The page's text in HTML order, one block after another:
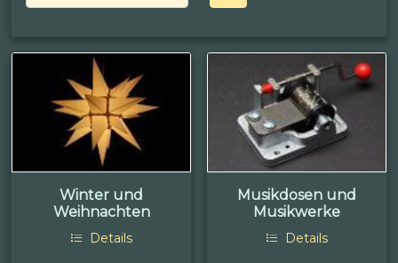
Winter und
Weihnachten
Details
Musikdosen und
Musikwerke
Details